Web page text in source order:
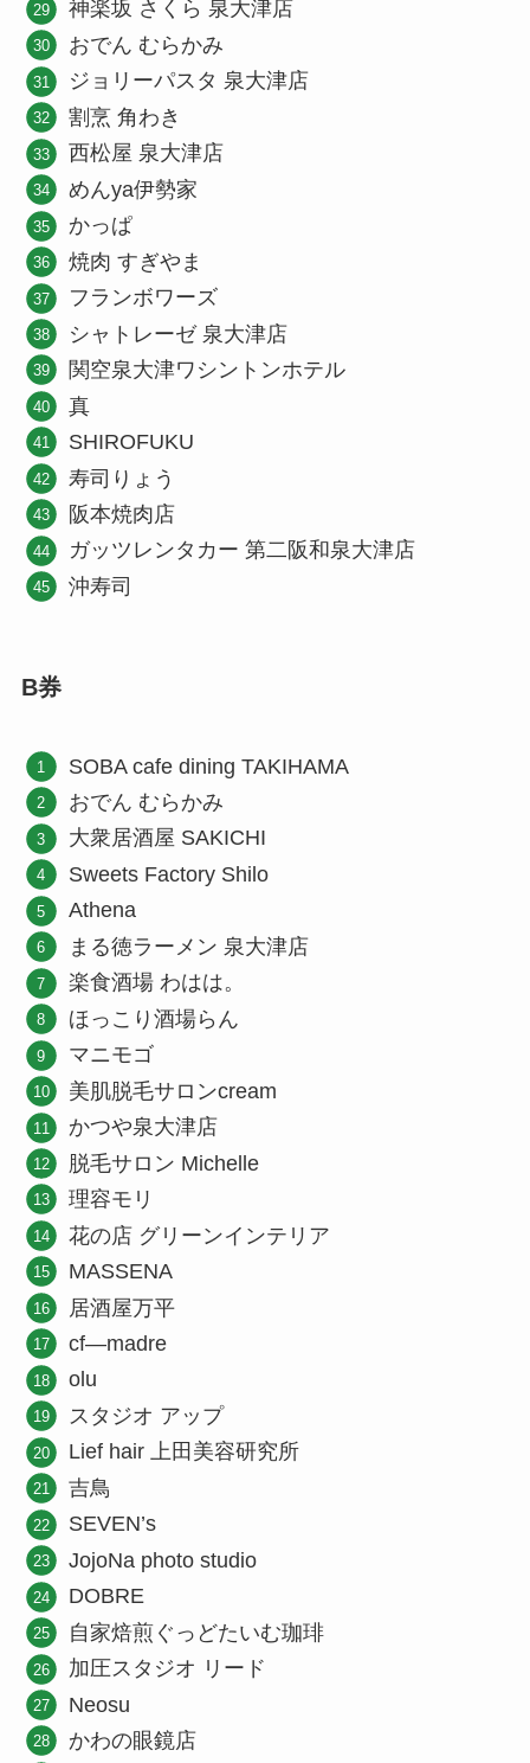
神楽坂 さくら 泉大津店
おでん むらかみ
ジョリーパスタ 泉大津店
割烹 角わき
西松屋 泉大津店
めんya伊勢家
かっぱ
焼肉 すぎやま
フランボワーズ
シャトレーゼ 泉大津店
関空泉大津ワシントンホテル
真
SHIROFUKU
寿司りょう
阪本焼肉店
ガッツレンタカー 第二阪和泉大津店
沖寿司
B券
SOBA cafe dining TAKIHAMA
おでん むらかみ
大衆居酒屋 SAKICHI
Sweets Factory Shilo
Athena
まる徳ラーメン 泉大津店
楽食酒場 わはは。
ほっこり酒場らん
マニモゴ
美肌脱毛サロンcream
かつや泉大津店
脱毛サロン Michelle
理容モリ
花の店 グリーンインテリア
MASSENA
居酒屋万平
cf―madre
olu
スタジオ アップ
Lief hair 上田美容研究所
吉鳥
SEVEN’s
JojoNa photo studio
DOBRE
自家焙煎ぐっどたいむ珈琲
加圧スタジオ リード
Neosu
かわの眼鏡店